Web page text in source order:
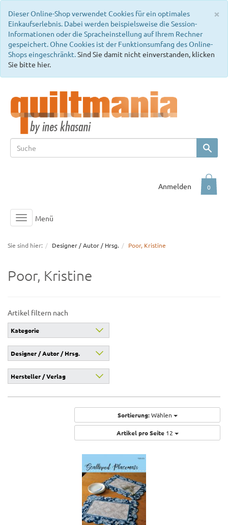
×
Dieser Online-Shop verwendet Cookies für ein optimales
Einkaufserlebnis. Dabei werden beispielsweise die Session-
Informationen oder die Spracheinstellung auf Ihrem Rechner
gespeichert. Ohne Cookies ist der Funktionsumfang des Online-
Shops eingeschränkt.Sind Sie damit nicht einverstanden, klicken
Sie bitte hier.
0
Anmelden
Toggle
navigation
Menü
Sie sind hier: Designer / Autor / Hrsg. Poor, Kristine
Poor, Kristine
Artikel filtern nach
Kategorie
Designer / Autor / Hrsg.
Hersteller / Verlag
Sortierung: Wählen
Artikel pro Seite 12